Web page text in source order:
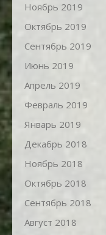
Ноябрь 2019
Октябрь 2019
Сентябрь 2019
Июнь 2019
Апрель 2019
Февраль 2019
Январь 2019
Декабрь 2018
Ноябрь 2018
Октябрь 2018
Сентябрь 2018
Август 2018